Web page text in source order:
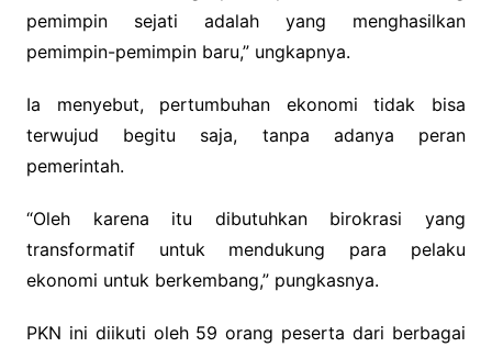
pemimpin sejati adalah yang menghasilkan
pemimpin-pemimpin baru,” ungkapnya.
Ia menyebut, pertumbuhan ekonomi tidak bisa
terwujud begitu saja, tanpa adanya peran
pemerintah.
“Oleh karena itu dibutuhkan birokrasi yang
transformatif untuk mendukung para pelaku
ekonomi untuk berkembang,” pungkasnya.
PKN ini diikuti oleh 59 orang peserta dari berbagai